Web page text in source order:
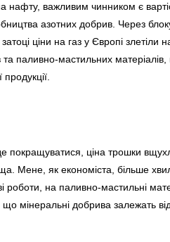
нафту, важливим чинником є
азотних добрив. Через
ціни на газ у Європі
та паливно-мастильних
покращуватися, ціна трошки
Мене, як економіста, більше
роботи, на паливно-мастильні
мінеральні добрива залежать